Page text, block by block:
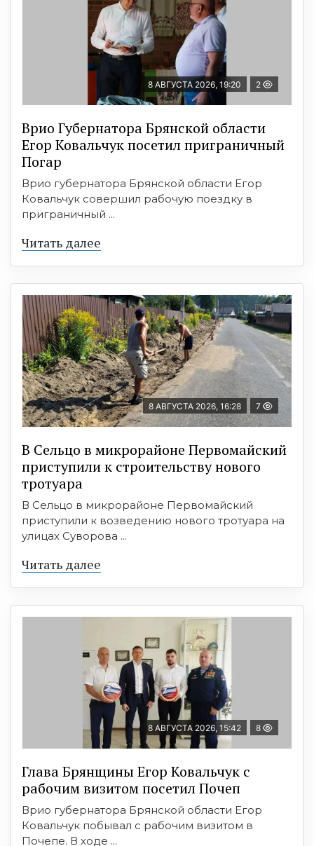
8 АВГУСТА 2026, 19:20 2
Врио Губернатора Брянской области
Егор Ковальчук посетил приграничный
Погар
Врио губернатора Брянской области Егор
Ковальчук совершил рабочую поездку в
приграничный ...
Читать далее
8 АВГУСТА 2026, 16:28 7
В Сельцо в микрорайоне Первомайский
приступили к строительству нового
тротуара
В Сельцо в микрорайоне Первомайский
приступили к возведению нового тротуара на
улицах Суворова ...
Читать далее
8 АВГУСТА 2026, 15:42 8
Глава Брянщины Егор Ковальчук с
рабочим визитом посетил Почеп
Врио губернатора Брянской области Егор
Ковальчук побывал с рабочим визитом в
Почепе. В ходе ...